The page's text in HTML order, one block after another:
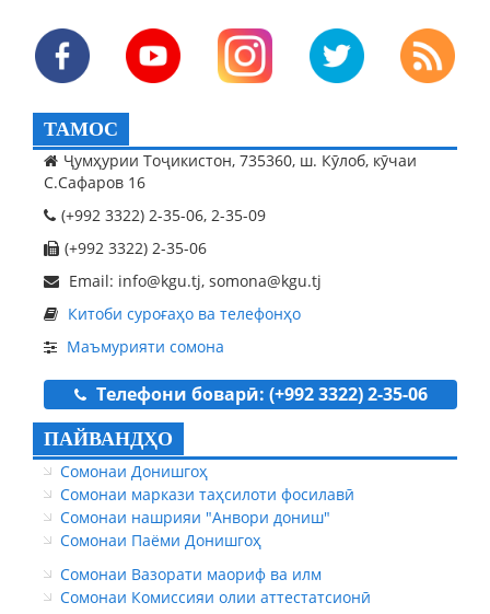
ТАМОС
Ҷумҳурии Тоҷикистон, 735360, ш. Кӯлоб, кӯчаи
С.Сафаров 16
(+992 3322) 2-35-06, 2-35-09
(+992 3322) 2-35-06
Email: info@kgu.tj, somona@kgu.tj
Китоби суроғаҳо ва телефонҳо
Маъмурияти сомона
Телефони боварӣ: (+992 3322) 2-35-06
ПАЙВАНДҲО
Сомонаи Донишгоҳ
Сомонаи маркази таҳсилоти фосилавӣ
Сомонаи нашрияи "Анвори дониш"
Сомонаи Паёми Донишгоҳ
Сомонаи Вазорати маориф ва илм
Сомонаи Комиссияи олии аттестатсионӣ